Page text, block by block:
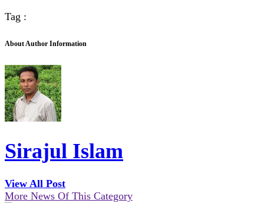
Tag :
About Author Information
Sirajul Islam
View All Post
More News Of This Category